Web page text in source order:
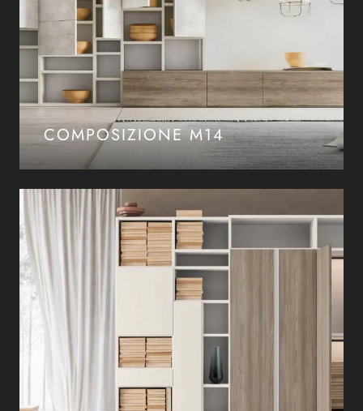
COMPOSIZIONE M14